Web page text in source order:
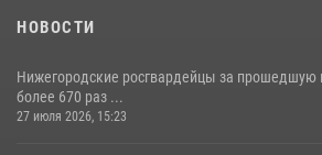
НОВОСТИ
Нижегородские росгвардейцы за
более 670 раз ...
27 июля 2026, 15:23